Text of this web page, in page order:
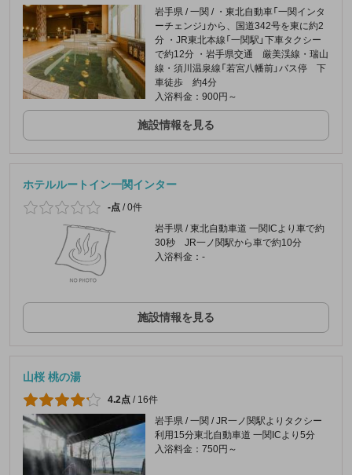
岩手県 / 一関 / ・東北自動車「一関インタ
ーチェンジ」から、国道342号を東に約2
分 ・JR東北本線「一関駅」下車タクシー
で約12分 ・岩手県交通 厳美渓線・瑞山
線・須川温泉線「若宮八幡前」バス停 下
車徒歩 約4分
入浴料金：900円～
施設情報を見る
ホテルルートイン一関インター
-点 /0件
岩手県 / 東北自動車道 一関ICより車で約
30秒 JR一ノ関駅から車で約10分
入浴料金：-
施設情報を見る
山桜 桃の湯
4.2点 / 16件
岩手県 / 一関 / JR一ノ関駅よりタクシー
利用15分東北自動車道 一関ICより5分
入浴料金：750円～